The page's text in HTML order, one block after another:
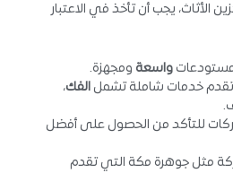
الأثاث، يجب أن تأخذ في الاعتبار
واسعة ومجهزة.
خدمات شاملة تشمل الفك،
للتأكد من الحصول على أفضل
مثل جوهرة مكة التي تقدم